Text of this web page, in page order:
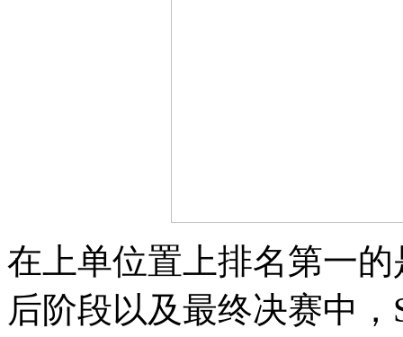
在上单位置上排名第一
后阶段以及最终决赛中